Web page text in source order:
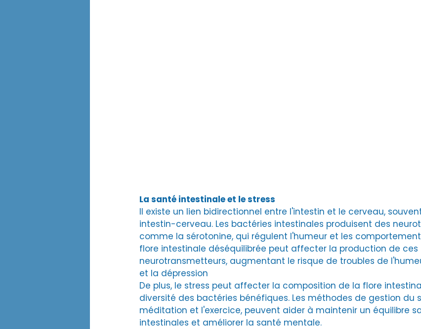
La santé intestinale et le stress
Il existe un lien bidirectionnel entre l'intestin et le cerveau,
intestin-cerveau. Les bactéries intestinales produisent des
comme la sérotonine, qui régulent l'humeur et les
flore intestinale déséquilibrée peut affecter la production de ces
neurotransmetteurs, augmentant le risque de troubles de
et la dépression​
De plus, le stress peut affecter la composition de la flore
diversité des bactéries bénéfiques. Les méthodes de gestion du
méditation et l'exercice, peuvent aider à maintenir un équilibre
intestinales et améliorer la santé mentale.